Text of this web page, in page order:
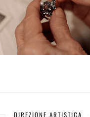
DIREZIONE ARTISTICA